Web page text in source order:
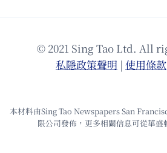
© 2021 Sing Tao Ltd. All
私隱政策聲明 | 使⽤條款
本材料由Sing Tao Newspapers San
限公司發佈，更多相關信息可從華盛